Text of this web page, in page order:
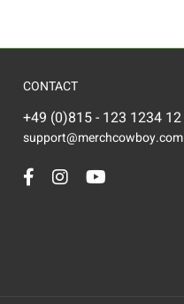
CONTACT
+49 (0)815 - 123 1234 12
support@merchcowboy.com